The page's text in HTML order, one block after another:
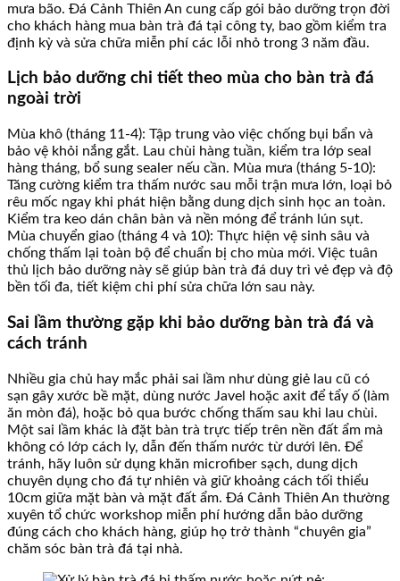
mưa bão. Đá Cảnh Thiên An cung cấp gói bảo dưỡng trọn đời
cho khách hàng mua bàn trà đá tại công ty, bao gồm kiểm tra
định kỳ và sửa chữa miễn phí các lỗi nhỏ trong 3 năm đầu.
Lịch bảo dưỡng chi tiết theo mùa cho bàn trà đá
ngoài trời
Mùa khô (tháng 11-4): Tập trung vào việc chống bụi bẩn và
bảo vệ khỏi nắng gắt. Lau chùi hàng tuần, kiểm tra lớp seal
hàng tháng, bổ sung sealer nếu cần. Mùa mưa (tháng 5-10):
Tăng cường kiểm tra thấm nước sau mỗi trận mưa lớn, loại bỏ
rêu mốc ngay khi phát hiện bằng dung dịch sinh học an toàn.
Kiểm tra keo dán chân bàn và nền móng để tránh lún sụt.
Mùa chuyển giao (tháng 4 và 10): Thực hiện vệ sinh sâu và
chống thấm lại toàn bộ để chuẩn bị cho mùa mới. Việc tuân
thủ lịch bảo dưỡng này sẽ giúp bàn trà đá duy trì vẻ đẹp và độ
bền tối đa, tiết kiệm chi phí sửa chữa lớn sau này.
Sai lầm thường gặp khi bảo dưỡng bàn trà đá và
cách tránh
Nhiều gia chủ hay mắc phải sai lầm như dùng giẻ lau cũ có
sạn gây xước bề mặt, dùng nước Javel hoặc axit để tẩy ố (làm
ăn mòn đá), hoặc bỏ qua bước chống thấm sau khi lau chùi.
Một sai lầm khác là đặt bàn trà trực tiếp trên nền đất ẩm mà
không có lớp cách ly, dẫn đến thấm nước từ dưới lên. Để
tránh, hãy luôn sử dụng khăn microfiber sạch, dung dịch
chuyên dụng cho đá tự nhiên và giữ khoảng cách tối thiểu
10cm giữa mặt bàn và mặt đất ẩm. Đá Cảnh Thiên An thường
xuyên tổ chức workshop miễn phí hướng dẫn bảo dưỡng
đúng cách cho khách hàng, giúp họ trở thành “chuyên gia”
chăm sóc bàn trà đá tại nhà.